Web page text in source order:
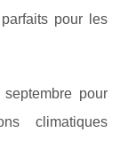
pour les
pour
climatiques